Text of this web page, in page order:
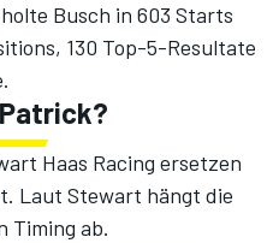
Busch in 603 Starts
130 Top-5-Resultate
Haas Racing ersetzen
Laut Stewart hängt die
Timing ab.